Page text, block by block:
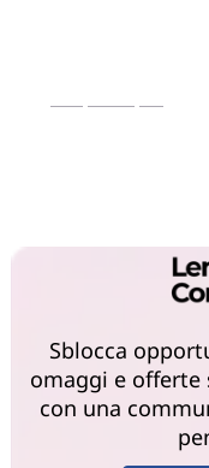
Sblocca
omaggi e
con una